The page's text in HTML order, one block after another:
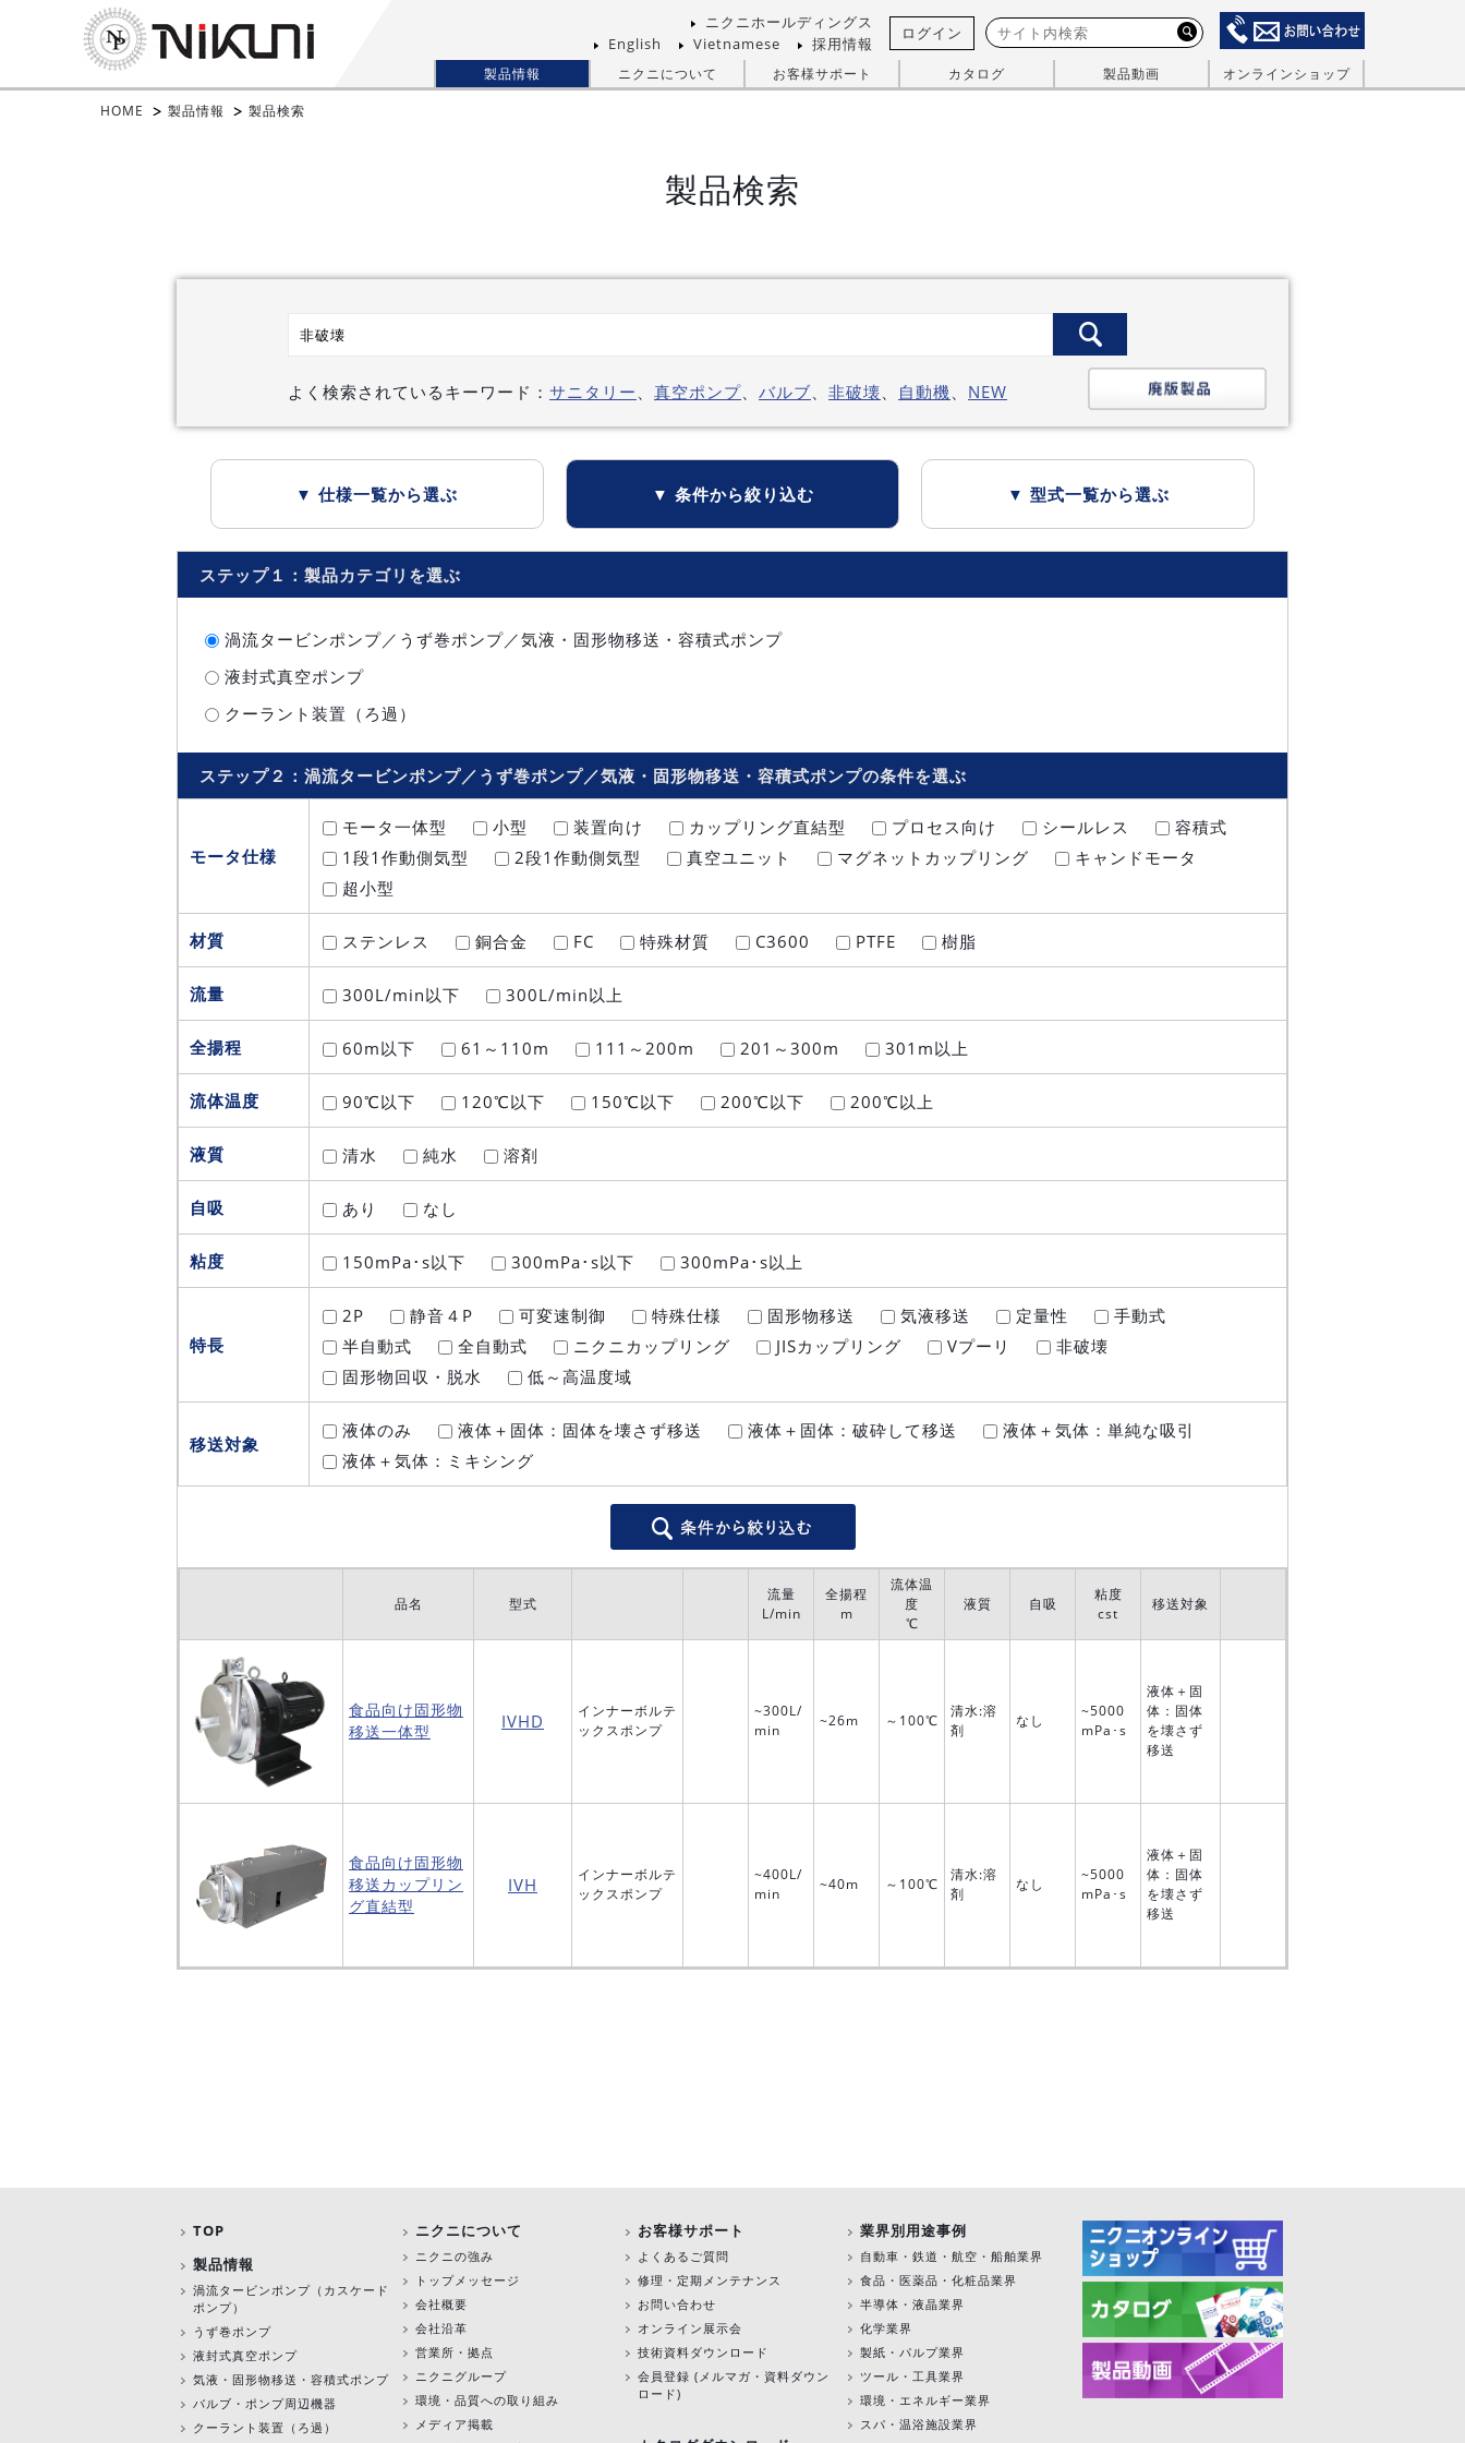
ニクニホールディングス
English
Vietnamese 採用情報
ログイン
製品情報 ニクニについて お客様サポート カタログ 製品動画 オンラインショップ
HOME 製品情報 製品検索
製品検索
よく検索されているキーワード： サニタリー 、 真空ポンプ、 バルブ、 非破壊、 自動機、 NEW
▼ 仕様一覧から選ぶ ▼ 条件から絞り込む ▼ 型式一覧から選ぶ
ステップ１：製品カテゴリを選ぶ
渦流タービンポンプ／うず巻ポンプ／気液・固形物移送・容積式ポンプ
液封式真空ポンプ
クーラント装置（ろ過）
ステップ２：渦流タービンポンプ／うず巻ポンプ／気液・固形物移送・容積式ポンプの条件を選ぶ
モータ仕様
モータ一体型 小型 装置向け カップリング直結型 プロセス向け シールレス
容積式
1段1作動側気型
2段1作動側気型 真空ユニット マグネットカップリング
キャンドモータ
超小型
材質 ステンレス 銅合金 FC 特殊材質 C3600 PTFE 樹脂
流量 300L/min以下 300L/min以上
全揚程 60m以下 61～110m 111～200m 201～300m 301m以上
流体温度 90℃以下 120℃以下 150℃以下 200℃以下 200℃以上
液質 清水 純水 溶剤
自吸 あり なし
粘度 150mPa･s以下 300mPa･s以下 300mPa･s以上
特長
2P 静音４P 可変速制御 特殊仕様 固形物移送 気液移送 定量性
手動式
半自動式
全自動式 ニクニカップリング JISカップリング Vプーリ
非破壊
固形物回収・脱水
低～高温度域
移送対象
液体のみ 液体＋固体：固体を壊さず移送 液体＋固体：破砕して移送
液体＋気体：単純な吸引
液体＋気体：ミキシング
品名 型式
流量
L/min
全揚程
m
流体温
度
℃
液質 自吸
粘度
cst
移送対象
食品向け固形物
移送一体型 IVHD
インナーボルテ
ックスポンプ
~300L/
min
~26m ～100℃
清水:溶
剤
なし
~5000
mPa･s
液体＋固
体：固体
を壊さず
移送
食品向け固形物
移送カップリン
グ直結型
IVH
インナーボルテ
ックスポンプ
~400L/
min
~40m ～100℃
清水:溶
剤
なし
~5000
mPa･s
液体＋固
体：固体
を壊さず
移送
TOP
製品情報
渦流タービンポンプ （カスケード
ポンプ）
うず巻ポンプ
液封式真空ポンプ
気液・固形物移送・容積式ポンプ
バルブ・ポンプ周辺機器
クーラント装置（ろ過）
ニクニについて
ニクニの強み
トップメッセージ
会社概要
会社沿革
営業所・拠点
ニクニグループ
環境・品質への取り組み
メディア掲載
お客様サポート
よくあるご質問
修理・定期メンテナンス
お問い合わせ
オンライン展示会
技術資料ダウンロード
会員登録 (メルマガ・資料ダウン
ロード)
業界別用途事例
自動車・鉄道・航空・船舶業界
食品・医薬品・化粧品業界
半導体・液晶業界
化学業界
製紙・パルプ業界
ツール・工具業界
環境・エネルギー業界
スパ・温浴施設業界